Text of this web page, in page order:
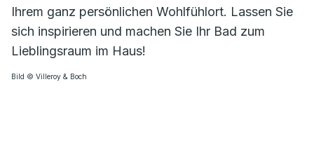
Ihrem ganz persönlichen Wohlfühlort. Lassen Sie
sich inspirieren und machen Sie Ihr Bad zum
Lieblingsraum im Haus!
Bild © Villeroy & Boch